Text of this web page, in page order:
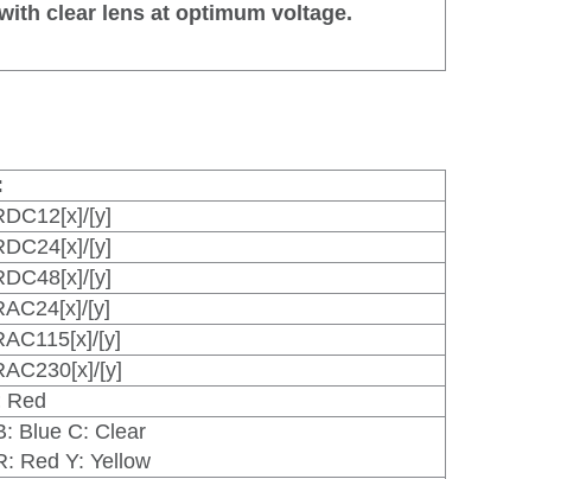
clear lens at optimum voltage.
[y]
[y]
[y]
[y]
[y]
[y]
Red
Blue C: Clear
Red Y: Yellow